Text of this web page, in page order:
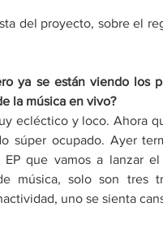
del proyecto, sobre el
ya se están viendo los
la música en vivo?
ecléctico y loco. Ahora
súper ocupado. Ayer
EP que vamos a lanzar
música, solo son tres
uno se sienta